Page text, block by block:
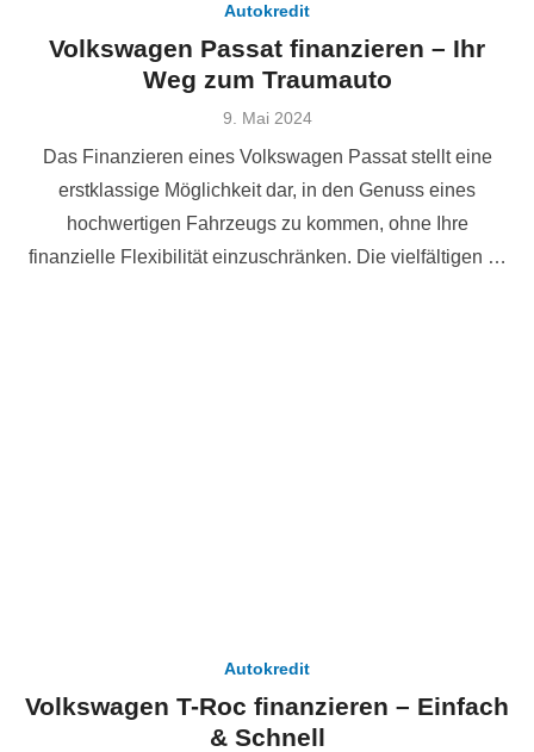
Autokredit
Volkswagen Passat finanzieren – Ihr
Weg zum Traumauto
Veröffentlicht
9. Mai 2024
Das Finanzieren eines Volkswagen Passat stellt eine
erstklassige Möglichkeit dar, in den Genuss eines
hochwertigen Fahrzeugs zu kommen, ohne Ihre
finanzielle Flexibilität einzuschränken. Die vielfältigen …
Autokredit
Volkswagen T-Roc finanzieren – Einfach
& Schnell